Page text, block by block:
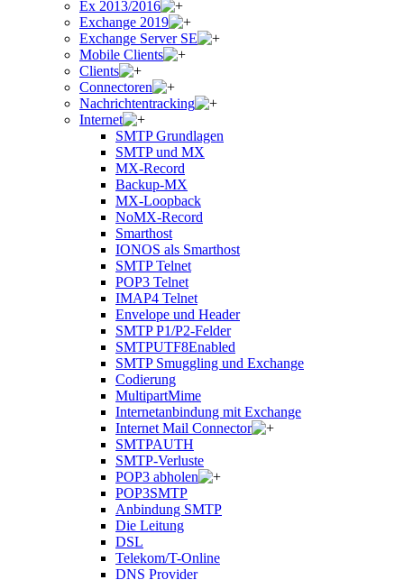
Ex 2013/2016
Exchange 2019
Exchange Server SE
Mobile Clients
Clients
Connectoren
Nachrichtentracking
Internet
SMTP Grundlagen
SMTP und MX
MX-Record
Backup-MX
MX-Loopback
NoMX-Record
Smarthost
IONOS als Smarthost
SMTP Telnet
POP3 Telnet
IMAP4 Telnet
Envelope und Header
SMTP P1/P2-Felder
SMTPUTF8Enabled
SMTP Smuggling und Exchange
Codierung
MultipartMime
Internetanbindung mit Exchange
Internet Mail Connector
SMTPAUTH
SMTP-Verluste
POP3 abholen
POP3SMTP
Anbindung SMTP
Die Leitung
DSL
Telekom/T-Online
DNS Provider